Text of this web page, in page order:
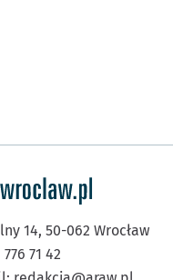
14, 50-062 Wrocław
71 42